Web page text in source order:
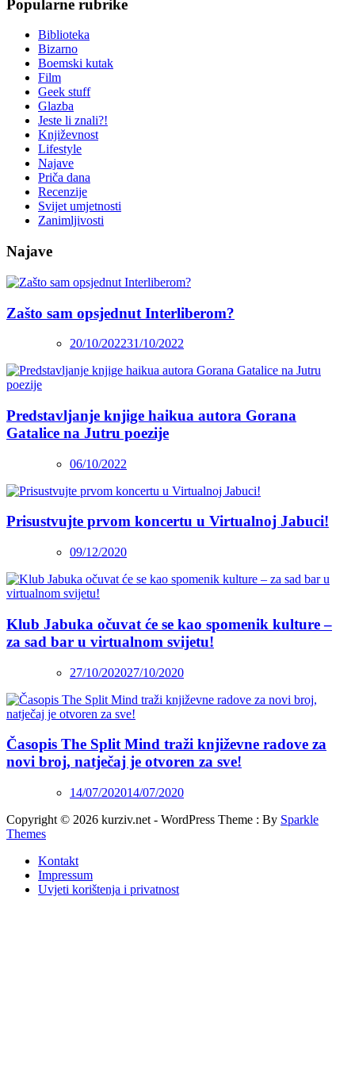
Popularne rubrike
Biblioteka
Bizarno
Boemski kutak
Film
Geek stuff
Glazba
Jeste li znali?!
Književnost
Lifestyle
Najave
Priča dana
Recenzije
Svijet umjetnosti
Zanimljivosti
Najave
Zašto sam opsjednut Interliberom?
20/10/202231/10/2022
Predstavljanje knjige haikua autora Gorana
Gatalice na Jutru poezije
06/10/2022
Prisustvujte prvom koncertu u Virtualnoj Jabuci!
09/12/2020
Klub Jabuka očuvat će se kao spomenik kulture –
za sad bar u virtualnom svijetu!
27/10/202027/10/2020
Časopis The Split Mind traži književne radove za
novi broj, natječaj je otvoren za sve!
14/07/202014/07/2020
Copyright © 2026 kurziv.net - WordPress Theme : By Sparkle
Themes
Kontakt
Impressum
Uvjeti korištenja i privatnost